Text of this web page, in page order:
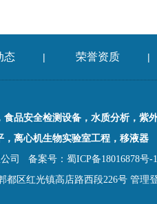
态 | 荣誉资质 |
品安全检测设备，水质分析，紫
离心机生物实验室工程，移液器
公司 备案号：蜀ICP备18016878号-1
都区红光镇高店路西段226号 管理